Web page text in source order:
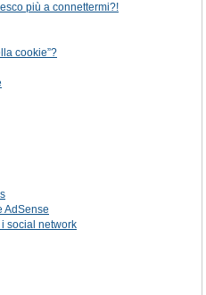
più a connettermi?!
cookie”?
AdSense
social network